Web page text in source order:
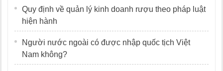
Quy định về quản lý kinh doanh rượu theo pháp luật
hiện hành
Người nước ngoài có được nhập quốc tịch Việt
Nam không?